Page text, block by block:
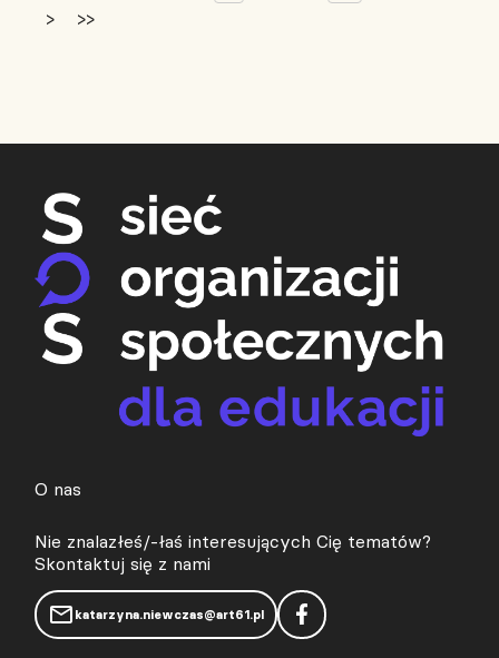
>
>>
O nas
Nie znalazłeś/-łaś interesujących Cię tematów?
Skontaktuj się z nami
katarzyna.niewczas@art61.pl